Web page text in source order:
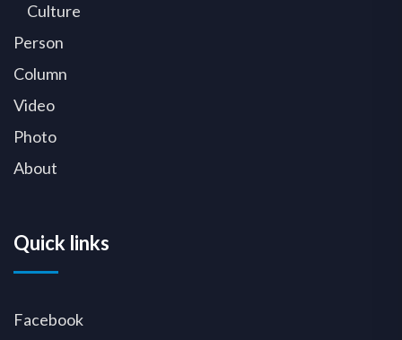
Culture
Person
Column
Video
Photo
About
Quick links
Facebook